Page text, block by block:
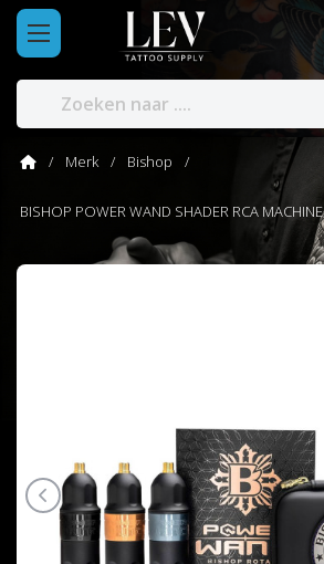
Merk Bishop
BISHOP POWER WAND SHADER RCA MACHINE